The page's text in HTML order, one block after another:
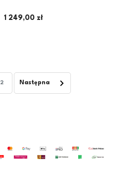
1 249,00 zł
2